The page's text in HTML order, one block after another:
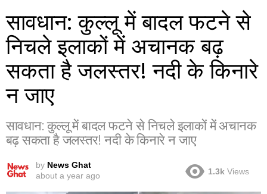
सावधान: कुल्लू में बादल फटने से
निचले इलाकों में अचानक बढ़
सकता है जलस्तर! नदी के किनारे
न जाए
सावधान: कुल्लू में बादल फटने से निचले इलाकों में अचानक
बढ़ सकता है जलस्तर! नदी के किनारे न जाए
by News Ghat
about a year ago
1.3k Views